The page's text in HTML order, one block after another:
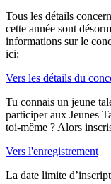
Tous les détails
cette année sont
informations sur le
ici:
Vers les détails du
Tu connais un jeune
participer aux Jeunes
toi-même ? Alors
Vers l'enregistrement
La date limite